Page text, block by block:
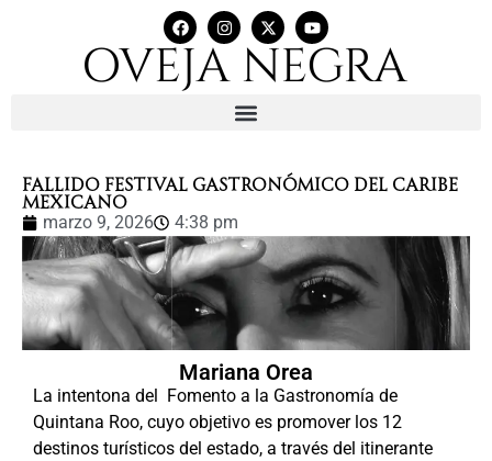
FALLIDO FESTIVAL GASTRONÓMICO DEL CARIBE
MEXICANO
marzo 9, 2026 4:38 pm
Mariana Orea
La intentona del
Fomento a la Gastronomía de
Quintana Roo, cuyo objetivo es promover los 12
destinos turísticos del estado, a través del itinerante